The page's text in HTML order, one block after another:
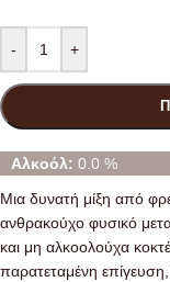
- +
Αλκοόλ: 0.0 %
Μια δυνατή μίξη από
ανθρακούχο φυσικό
και μη αλκοολούχα
παρατεταμένη